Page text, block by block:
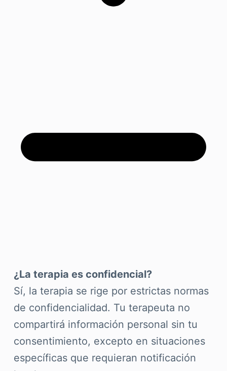
¿La terapia es confidencial?
Sí, la terapia se rige por estrictas normas
de confidencialidad. Tu terapeuta no
compartirá información personal sin tu
consentimiento, excepto en situaciones
específicas que requieran notificación